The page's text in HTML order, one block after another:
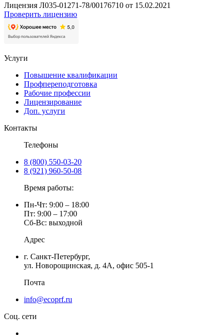
Лицензия Л035-01271-78/00176710 от 15.02.2021
Проверить лицензию
Услуги
Повышение квалификации
Профпереподготовка
Рабочие профессии
Лицензирование
Доп. услуги
Контакты
Телефоны
8 (800) 550-03-20
8 (921) 960-50-08
Время работы:
Пн-Чт: 9:00 – 18:00
Пт: 9:00 – 17:00
Сб-Вс: выходной
Адрес
г. Санкт-Петербург,
ул. Новорощинская, д. 4А, офис 505-1
Почта
info@ecoprf.ru
Соц. сети